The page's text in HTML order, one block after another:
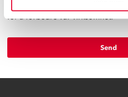
for å forbedre vår virksomhet.